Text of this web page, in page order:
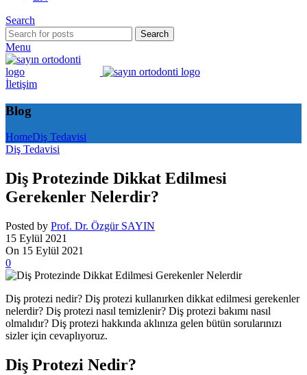
Search
Search
Menu
İletişim
Blog
HomeDiş Tedavisi
Diş Tedavisi
Diş Protezinde Dikkat Edilmesi
Gerekenler Nelerdir?
Posted by Prof. Dr. Özgür SAYIN
15 Eylül 2021
On 15 Eylül 2021
0
Diş protezi nedir? Diş protezi kullanırken dikkat edilmesi gerekenler
nelerdir? Diş protezi nasıl temizlenir? Diş protezi bakımı nasıl
olmalıdır? Diş protezi hakkında aklınıza gelen bütün sorularınızı
sizler için cevaplıyoruz.
Diş Protezi Nedir?